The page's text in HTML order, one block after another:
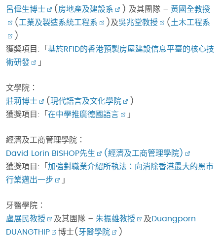
呂偉生博士
( 房地產及建設系 ) 及其團隊 – 黃國全教授
( 工業及製造系統工程系 )及吳兆堂教授 ( 土木工程系
)
獲獎項目:「 基於RFID的香港預製房屋建設信息平臺的核心技
術研發
」
文學院：
莊莉博士
( 現代語言及文化學院
)
獲獎項目:「 在中學推廣德國語言 」
經濟及工商管理學院：
David Lorin BISHOP先生
(經濟及工商管理學院)
獲獎項目:「 加強對職業介紹所執法：向消除香港最大的黑市
行業邁出一步
」
牙醫學院：
盧展民教授
及其團隊 – 朱振雄教授 及Duangporn
DUANGTHIP
博士( 牙醫學院
)